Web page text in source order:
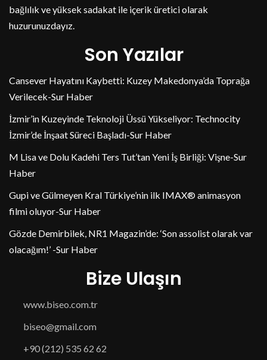
bağlılık ve yüksek sadakat ile içerik üretici olarak
huzurunuzdayız.
Son Yazılar
Cansever Hayatını Kaybetti: Kuzey Makedonya’da Toprağa
Verilecek-Sur Haber
İzmir’in Kuzeyinde Teknoloji Üssü Yükseliyor: Technocity
İzmir’de İnşaat Süreci Başladı-Sur Haber
M Lisa ve Dolu Kadehi Ters Tut’tan Yeni İş Birliği: Vişne-Sur
Haber
Gupi ve Gülmeyen Kral Türkiye’nin ilk IMAX® animasyon
filmi oluyor-Sur Haber
Gözde Demirbilek, NR1 Magazin’de: ‘Son assolist olarak var
olacağım!’ -Sur Haber
Bize Ulaşın
www.biseo.com.tr
biseo@gmail.com
+90 (212) 535 62 62